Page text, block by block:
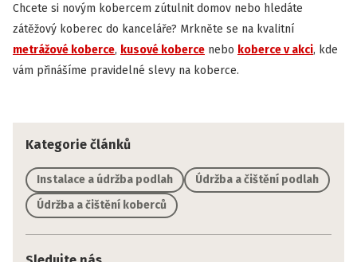
Chcete si novým kobercem zútulnit domov nebo hledáte
zátěžový koberec do kanceláře? Mrkněte se na kvalitní
metrážové koberce, kusové koberce nebo koberce v akci, kde
vám přinášíme pravidelné slevy na koberce.
Kategorie článků
Instalace a údržba podlah
Údržba a čištění podlah
Údržba a čištění koberců